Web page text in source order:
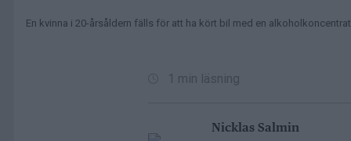
En kvinna i 20-årsåldern fälls för att ha kört bil med en
1 min läsning
Nicklas Salmin